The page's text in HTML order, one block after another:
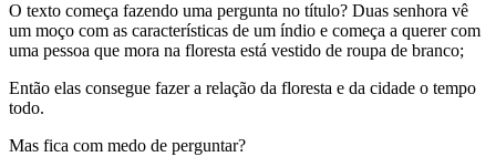
O texto começa fazendo uma pergunta no título? Duas senhora vê
um moço com as características de um índio e começa a querer com
uma pessoa que mora na floresta está vestido de roupa de branco;
Então elas consegue fazer a relação da floresta e da cidade o tempo
todo.
Mas fica com medo de perguntar?